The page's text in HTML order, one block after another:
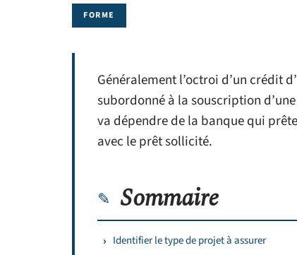
FORME
Généralement l’octroi d’un crédit
subordonné à la souscription
va dépendre de la banque qui
avec le prêt sollicité.
Sommaire
Identifier le type de projet à assurer